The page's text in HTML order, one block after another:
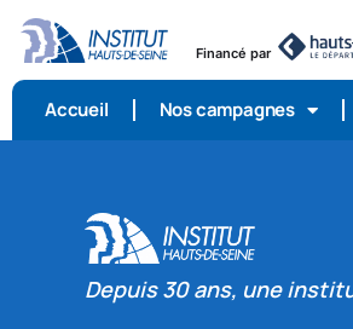
Financé par
Accueil Nos campagnes
Depuis 30 ans, une